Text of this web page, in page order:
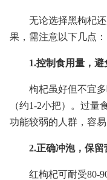
无论选择黑枸杞
果，需注意以下几点：
1.控制食用量，避
枸杞虽好但不宜
（约1-2小把）。过量
功能较弱的人群，容
2.正确冲泡，保留
红枸杞可耐受80-